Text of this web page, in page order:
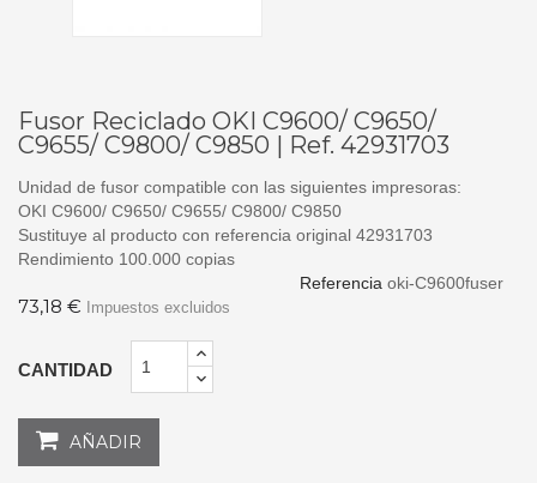
Fusor Reciclado OKI C9600/ C9650/
C9655/ C9800/ C9850 | Ref. 42931703
Unidad de fusor compatible con las siguientes impresoras:
OKI C9600/ C9650/ C9655/ C9800/ C9850
Sustituye al producto con referencia original 42931703
Rendimiento 100.000 copias
Referencia oki-C9600fuser
73,18 € Impuestos excluidos
CANTIDAD
AÑADIR